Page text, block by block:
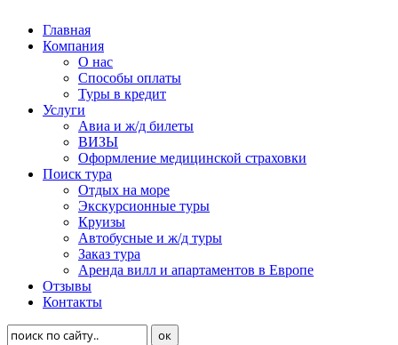
Главная
Компания
О нас
Способы оплаты
Туры в кредит
Услуги
Авиа и ж/д билеты
ВИЗЫ
Оформление медицинской страховки
Поиск тура
Отдых на море
Экскурсионные туры
Круизы
Автобусные и ж/д туры
Заказ тура
Аренда вилл и апартаментов в Европе
Отзывы
Контакты